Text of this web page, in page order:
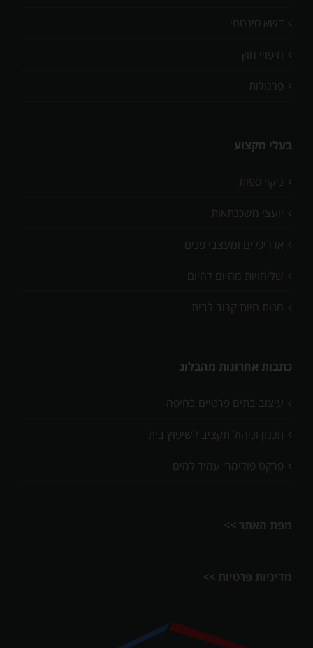
דשא סינטטי
חיפויי חוץ
פרגולות
בעלי מקצוע
ניקוי ספות
יועצי משכנתאות
אדריכלים ומעצבי פנים
שליחויות מהיום להיום
חנות חיות קרוב לבית
כתבות אחרונות מהבלוג
עיצוב בתים פרטיים בחיפה
תכנון וניהול תקציב לשיפוץ בית
פרקט פולימרי עמיד למים
מפת האתר >>
מדיניות פרטיות >>